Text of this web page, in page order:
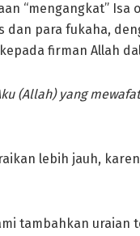
“mengangkat”
dan para fukaha,
firman Allah
(Allah) yang
lebih jauh,
tambahkan uraian